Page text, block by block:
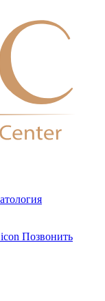
Позвонить